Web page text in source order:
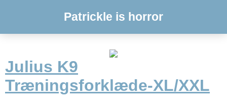
Patrickle is horror
Julius K9
Træningsforklæde-XL/XXL